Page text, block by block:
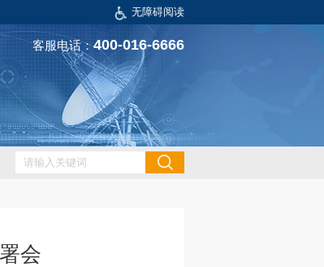
无障碍阅读
客服电话：400-016-6666
会